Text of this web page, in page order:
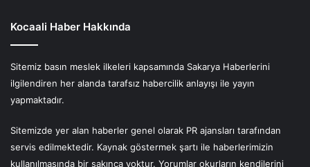
Kocaali Haber Hakkında
Sitemiz basın meslek ilkeleri kapsamında Sakarya Haberlerini
ilgilendiren her alanda tarafsız habercilik anlayışı ile yayın
yapmaktadır.
Sitemizde yer alan haberler genel olarak PR ajansları tarafından
servis edilmektedir. Kaynak göstermek şartı ile haberlerimizin
kullanılmasında bir sakınca yoktur. Yorumlar okurların kendilerini